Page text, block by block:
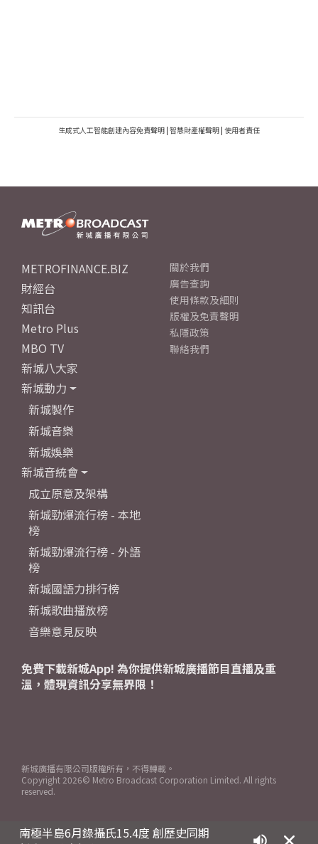
生成式人工智能創建內容免責聲明 | 智慧財產權聲明 | 使用者責任
南極半島6月錄攝氏15.4度 創歷史同期
METROFINANCE.BIZ
財經台
知訊台
Metro Plus
MBO TV
新城八大家
新城動力
新城製作
新城音樂
新城娛樂
新城音統會
成立原意及架構
新城勁爆流行榜 - 本地
榜
新城勁爆流行榜 - 外語
榜
新城國語力排行榜
新城歌曲播放榜
音樂意見反映
關於我們
廣告查詢
使用條款及細則
版權及免責聲明
私隱政策
聯絡我們
免費下載新城App! 為你提供新城廣播節目直播及重
溫，體現資訊分享無界限！
新城廣播有限公司版權所有，不得轉載。
Copyright 2026© Metro Broadcast Corporation Limited. All rights
reserved.